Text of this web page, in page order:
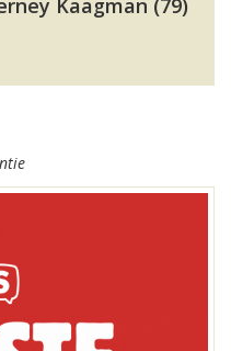
Kaagman (79)